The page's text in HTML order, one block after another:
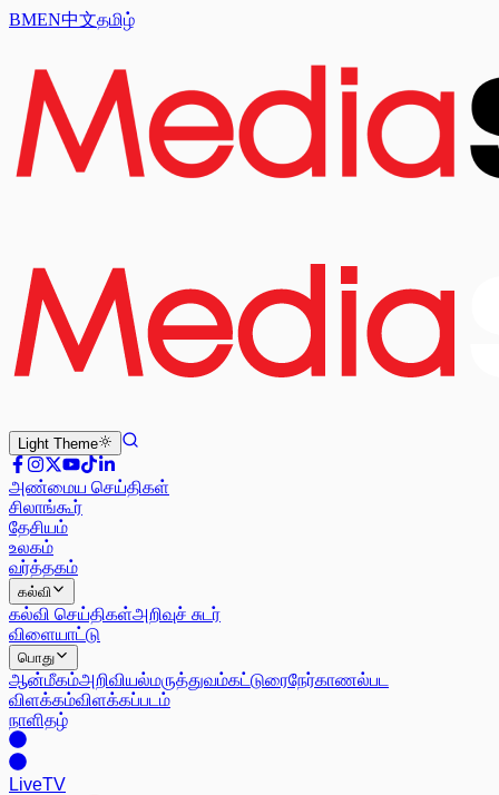
BMEN中文தமிழ்
Light Theme
அண்மைய செய்திகள்
சிலாங்கூர்
தேசியம்
உலகம்
வர்த்தகம்
கல்வி
கல்வி செய்திகள்அறிவுச் சுடர்
விளையாட்டு
பொது
ஆன்மீகம்அறிவியல்மருத்துவம்கட்டுரைநேர்காணல்பட
விளக்கம்விளக்கப்படம்
நாளிதழ்
LiveTV